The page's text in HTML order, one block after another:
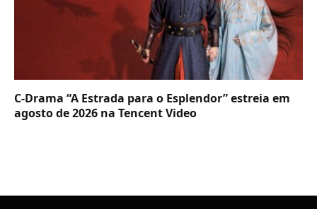
C-Drama “A Estrada para o Esplendor” estreia em
agosto de 2026 na Tencent Video